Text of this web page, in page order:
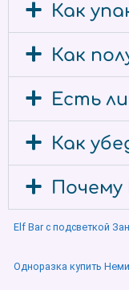
Как
Как
Есть
Как
Почему
Elf Bar с подсветкой
Одноразка купить